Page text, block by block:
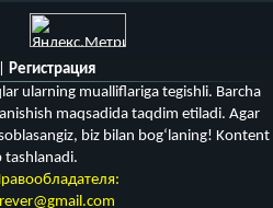
Регистрация
ularning mualliflariga tegishli. Barcha
maqsadida taqdim etiladi. Agar
biz bilan bog‘laning! Kontent
tashlanadi.